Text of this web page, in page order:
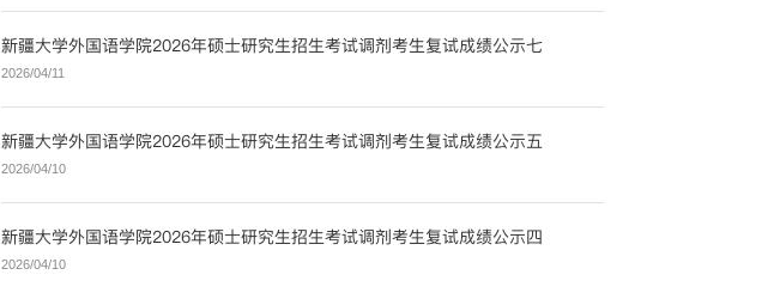
新疆大学外国语学院2026年硕士研究生招生考试调剂考生复试成绩公示七
2026/04/11
新疆大学外国语学院2026年硕士研究生招生考试调剂考生复试成绩公示五
2026/04/10
新疆大学外国语学院2026年硕士研究生招生考试调剂考生复试成绩公示四
2026/04/10